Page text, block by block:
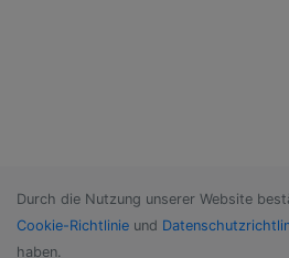
Durch die Nutzung unserer Website
Cookie-Richtlinie und
haben.